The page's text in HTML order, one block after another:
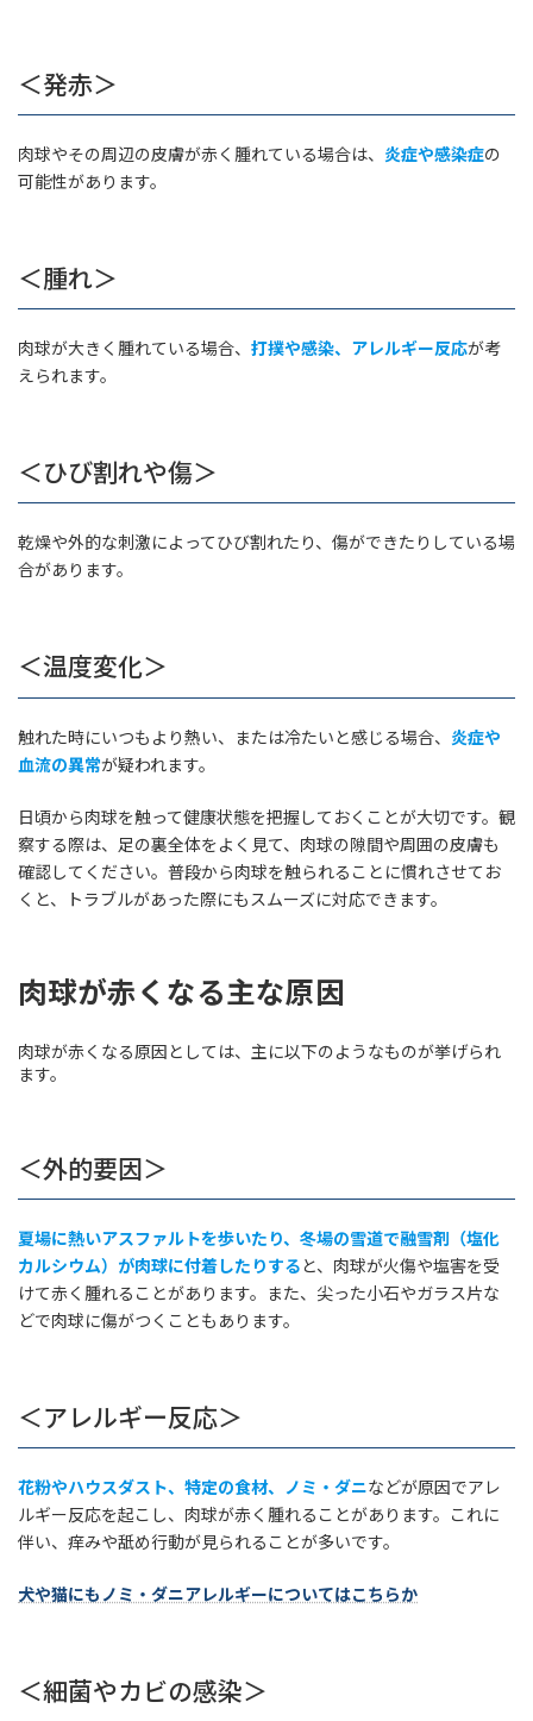
＜発赤＞
肉球やその周辺の皮膚が赤く腫れている場合は、 炎症や感染症の
可能性があります。
＜腫れ＞
肉球が大きく腫れている場合、 打撲や感染、アレルギー反応が考
えられます。
＜ひび割れや傷＞
乾燥や外的な刺激によってひび割れたり、傷ができたりしている場
合があります。
＜温度変化＞
触れた時にいつもより熱い、または冷たいと感じる場合、 炎症や
血流の異常が疑われます。
日頃から肉球を触って健康状態を把握しておくことが大切です。観
察する際は、足の裏全体をよく見て、肉球の隙間や周囲の皮膚も
確認してください。普段から肉球を触られることに慣れさせてお
くと、トラブルがあった際にもスムーズに対応できます。
肉球が赤くなる主な原因
肉球が赤くなる原因としては、主に以下のようなものが挙げられ
ます。
＜外的要因＞
夏場に熱いアスファルトを歩いたり、冬場の雪道で融雪剤（塩化
カルシウム）が肉球に付着したりすると、肉球が火傷や塩害を受
けて赤く腫れることがあります。また、尖った小石やガラス片な
どで肉球に傷がつくこともあります。
＜アレルギー反応＞
花粉やハウスダスト、特定の食材、ノミ・ダニなどが原因でアレ
ルギー反応を起こし、肉球が赤く腫れることがあります。これに
伴い、痒みや舐め行動が見られることが多いです。
犬や猫にもノミ・ダニアレルギーについてはこちらか
＜細菌やカビの感染＞